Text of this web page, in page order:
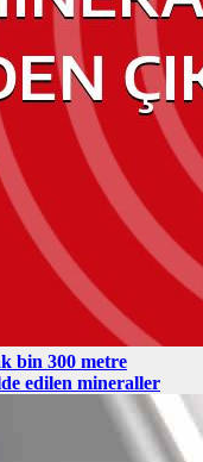
bin 300 metre
edilen mineraller